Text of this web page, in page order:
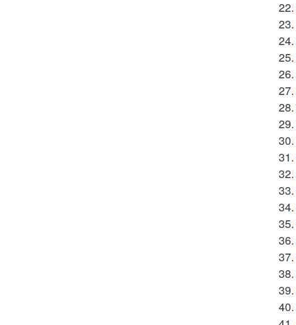
22.
23.
24.
25.
26.
27.
28.
29.
30.
31.
32.
33.
34.
35.
36.
37.
38.
39.
40.